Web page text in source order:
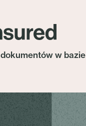
dokumentów w bazie